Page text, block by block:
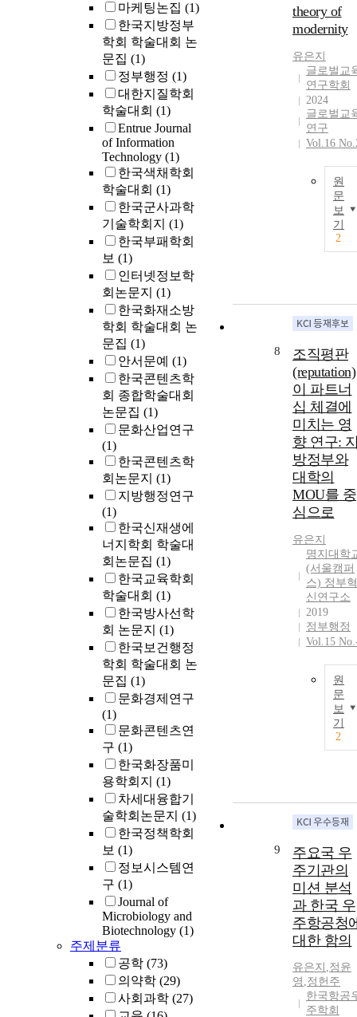
마케팅논집 (1)
한국지방정부
학회 학술대회 논
문집 (1)
정부행정 (1)
대한지질학회
학술대회 (1)
Entrue Journal
of Information
Technology (1)
한국색채학회
학술대회 (1)
한국군사과학
기술학회지 (1)
한국부패학회
보 (1)
인터넷정보학
회논문지 (1)
한국화재소방
학회 학술대회 논
문집 (1)
안서문예 (1)
한국콘텐츠학
회 종합학술대회
논문집 (1)
문화산업연구
(1)
한국콘텐츠학
회논문지 (1)
지방행정연구
(1)
한국신재생에
너지학회 학술대
회논문집 (1)
한국교육학회
학술대회 (1)
한국방사선학
회 논문지 (1)
한국보건행정
학회 학술대회 논
문집 (1)
문화경제연구
(1)
문화콘텐츠연
구 (1)
한국화장품미
용학회지 (1)
차세대융합기
술학회논문지 (1)
한국정책학회
보 (1)
정보시스템연
구 (1)
Journal of
Microbiology and
Biotechnology (1)
주제분류
공학 (73)
의약학 (29)
사회과학 (27)
theory of
modernity
유은지
글로벌교
연구학회
2024
글로벌교
연구
Vol.16
원
문
보
기
2
8
조직평판
(reputation)
이 파트너
십 체결에
미치는 영
향 연구:
방정부와
대학의
MOU를 중
심으로
유은지
명지대학
(서울캠퍼
스) 정부혁
신연구소
2019
정부행정
Vol.15
원
문
보
기
2
9
주요국 우
주기관의
미션 분석
과 한국 우
주항공청
대한 함의
유은지 ,정윤
영 ,정헌주
한국항공
주학회